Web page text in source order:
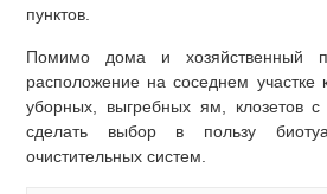
пунктов.
Помимо дома и хозяйственный
расположение на соседнем участке
уборных, выгребных ям, клозетов
сделать выбор в пользу
очистительных систем.